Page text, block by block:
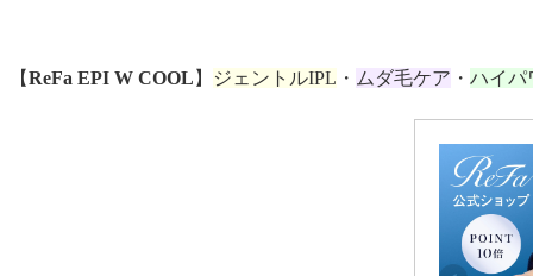
【ReFa EPI W COOL 】 ジェントルIPL ・ ムダ毛ケア ・ ハイパ